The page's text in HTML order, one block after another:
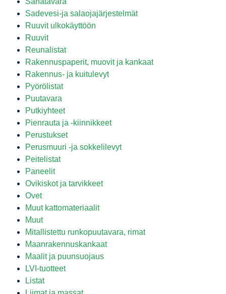
Sadevesi-ja salaojajärjestelmät
Ruuvit ulkokäyttöön
Ruuvit
Reunalistat
Rakennuspaperit, muovit ja kankaat
Rakennus- ja kuitulevyt
Pyörölistat
Puutavara
Putkiyhteet
Pienrauta ja -kiinnikkeet
Perustukset
Perusmuuri -ja sokkelilevyt
Peitelistat
Paneelit
Ovikiskot ja tarvikkeet
Ovet
Muut kattomateriaalit
Muut
Mitallistettu runkopuutavara, rimat
Maanrakennuskankaat
Maalit ja puunsuojaus
LVI-tuotteet
Listat